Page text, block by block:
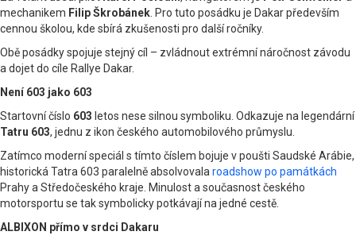
mechanikem Filip Škrobánek . Pro tuto posádku je Dakar především
cennou školou, kde sbírá zkušenosti pro další ročníky.
Obě posádky spojuje stejný cíl – zvládnout extrémní náročnost závodu
a dojet do cíle Rallye Dakar.
Není 603 jako 603
Startovní číslo 603 letos nese silnou symboliku. Odkazuje na legendární
Tatru 603, jednu z ikon českého automobilového průmyslu.
Zatímco moderní speciál s tímto číslem bojuje v poušti Saudské Arábie,
historická Tatra 603 paralelně absolvovala roadshow po památkách
Prahy a Středočeského kraje. Minulost a současnost českého
motorsportu se tak symbolicky potkávají na jedné cestě.
ALBIXON přímo v srdci Dakaru